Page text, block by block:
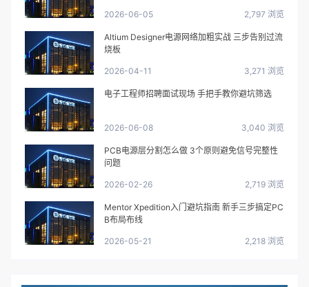
2026-06-05 2,797 浏览
Altium Designer电源网络加粗实战 三步告别过流
烧板
2026-04-11 3,271 浏览
电子工程师招聘面试现场 手把手教你避坑筛选
2026-06-08 3,040 浏览
PCB电源层分割怎么做 3个原则避免信号完整性
问题
2026-02-26 2,719 浏览
Mentor Xpedition入门避坑指南 新手三步搞定PC
B布局布线
2026-05-21 2,218 浏览